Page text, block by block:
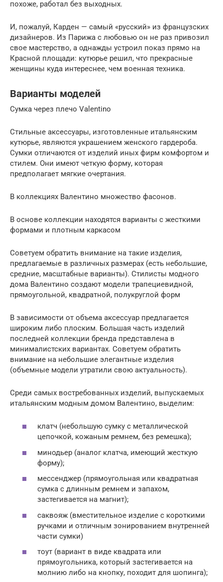
похоже, работал без выходных.
И, пожалуй, Карден — самый «русский» из французских
дизайнеров. Из Парижа с любовью он не раз привозил
свое мастерство, а однажды устроил показ прямо на
Красной площади: кутюрье решил, что прекрасные
женщины куда интереснее, чем военная техника.
Варианты моделей
Сумка через плечо Valentino
Стильные аксессуары, изготовленные итальянским
кутюрье, являются украшением женского гардероба.
Сумки отличаются от изделий иных фирм комфортом и
стилем. Они имеют четкую форму, которая
предполагает мягкие очертания.
В коллекциях Валентино множество фасонов.
В основе коллекции находятся варианты с жесткими
формами и плотным каркасом
Советуем обратить внимание на такие изделия,
предлагаемые в различных размерах (есть небольшие,
средние, масштабные варианты). Стилисты модного
дома Валентино создают модели трапециевидной,
прямоугольной, квадратной, полукруглой форм
В зависимости от объема аксессуар предлагается
широким либо плоским. Большая часть изделий
последней коллекции бренда представлена в
минималистских вариантах. Советуем обратить
внимание на небольшие элегантные изделия
(объемные модели утратили свою актуальность).
Среди самых востребованных изделий, выпускаемых
итальянским модным домом Валентино, выделим:
клатч (небольшую сумку с металлической
цепочкой, кожаным ремнем, без ремешка);
минодьер (аналог клатча, имеющий жесткую
форму);
мессенджер (прямоугольная или квадратная
сумка с длинным ремнем и запахом,
застегивается на магнит);
саквояж (вместительное изделие с короткими
ручками и отличным зонированием внутренней
части сумки)
тоут (вариант в виде квадрата или
прямоугольника, который застегивается на
молнию либо на кнопку, походит для шопинга);